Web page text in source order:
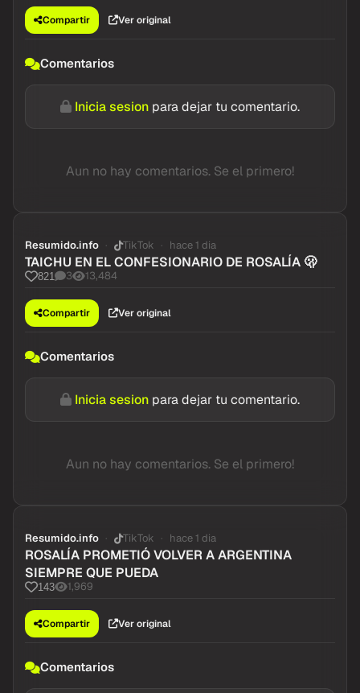
Compartir Ver original
Comentarios
Inicia sesion para dejar tu comentario.
Aun no hay comentarios. Se el primero!
Resumido.info TikTok hace 1 dia
TAICHU EN EL CONFESIONARIO DE ROSALÍA 🫢
821 3 13,484
Compartir Ver original
Comentarios
Inicia sesion para dejar tu comentario.
Aun no hay comentarios. Se el primero!
Resumido.info TikTok hace 1 dia
ROSALÍA PROMETIÓ VOLVER A ARGENTINA
SIEMPRE QUE PUEDA
143 1,969
Compartir Ver original
Comentarios